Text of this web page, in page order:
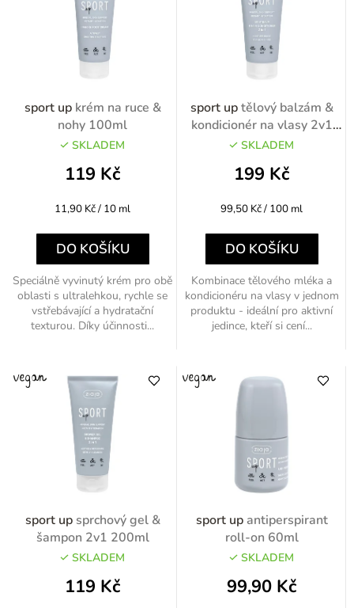
sport up krém na ruce &
nohy 100ml
SKLADEM
119 Kč
Měrná
11,90 Kč / 10 ml
DO KOŠÍKU
Speciálně vyvinutý krém pro obě
oblasti s ultralehkou, rychle se
vstřebávající a hydratační
texturou. Díky účinnosti...
sport uptělový balzám &
kondicionér na vlasy 2v1
200ml
SKLADEM
199 Kč
Měrná
99,50 Kč / 100 ml
DO KOŠÍKU
Kombinace tělového mléka a
kondicionéru na vlasy v jednom
produktu - ideální pro aktivní
jedince, kteří si cení...
sport up sprchový gel &
šampon 2v1 200ml
SKLADEM
119 Kč
sport upantiperspirant
roll-on 60ml
SKLADEM
99,90 Kč